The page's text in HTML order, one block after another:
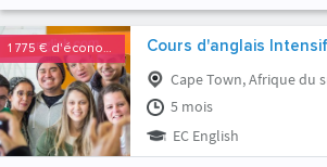
1 775 € d'économies Cours d'anglais Intensif
Cape Town, Afrique du
5 mois
EC English